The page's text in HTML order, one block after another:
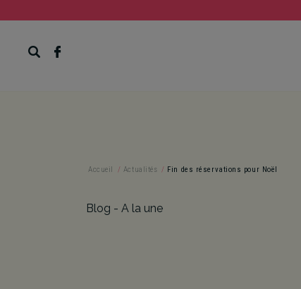
c
Blog - A la une
Accueil / Actualités / Fin des réservations pour Noël